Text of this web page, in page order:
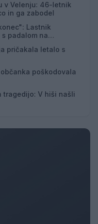
v Velenju: 46-letnik
in ga zabodel
Lastnik
padalom na
pričakala letalo s
poškodovala
tragedijo: V hiši našli